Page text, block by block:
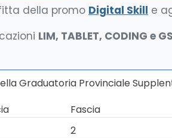
della promo Digital Skill e
LIM, TABLET, CODING e
Graduatoria Provinciale
Fascia
2